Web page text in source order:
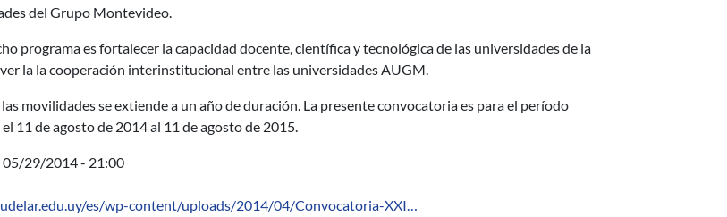
del Grupo Montevideo.
programa es fortalecer la capacidad docente, científica y tecnológica de las universidades de la
la la cooperación interinstitucional entre las universidades AUGM.
movilidades se extiende a un año de duración. La presente convocatoria es para el período
11 de agosto de 2014 al 11 de agosto de 2015.
05/29/2014 - 21:00
es/wp-content/uploads/2014/04/Convocatoria-XXI…